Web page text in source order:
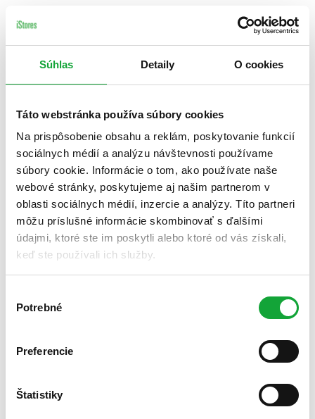
Súhlas Detaily O cookies
Táto webstránka používa súbory cookies
Na prispôsobenie obsahu a reklám, poskytovanie funkcií
sociálnych médií a analýzu návštevnosti používame
súbory cookie. Informácie o tom, ako používate naše
webové stránky, poskytujeme aj našim partnerom v
oblasti sociálnych médií, inzercie a analýzy. Títo partneri
môžu príslušné informácie skombinovať s ďalšími
údajmi, ktoré ste im poskytli alebo ktoré od vás získali,
keď ste používali ich služby.
súhlasu
Potrebné
Preferencie
Štatistiky